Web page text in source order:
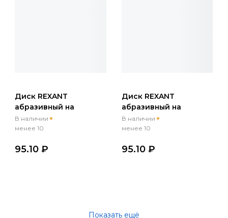
Диск REXANT
абразивный на
ворсовой основе на
липучке, без
мм, 10 шт
В наличии
менее 10
95.10 ₽
Диск REXANT
абразивный на
ворсовой основе на
липучке, без
мм, 10 шт
В наличии
менее 10
95.10 ₽
Показать ещё